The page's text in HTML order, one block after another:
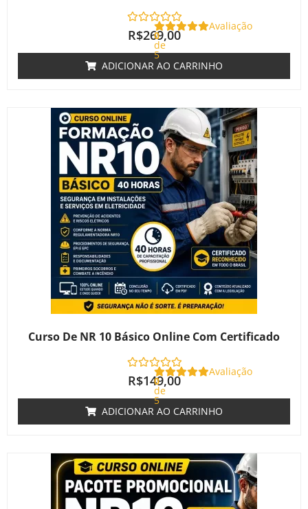
Avaliação
0
de
5
R$269,00
ADICIONAR AO CARRINHO
Curso De NR 10 Básico Online Com Certificado
Avaliação
0
de
5
R$149,00
ADICIONAR AO CARRINHO